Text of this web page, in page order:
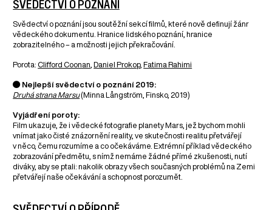
SVĚDECTVÍ O POZNÁNÍ
Svědectví o poznání jsou soutěžní sekcí filmů, které nově definují žánr
vědeckého dokumentu. Hranice lidského poznání, hranice
zobrazitelného – a možnosti jejich překračování.
Porota:Clifford Coonan Daniel Prokop, Fatima Rahimi
● Nejlepší svědectví o poznání 2019:
Druhá strana Marsu(Minna Långström, Finsko, 2019)
Vyjádření poroty:
Film ukazuje, že i vědecké fotografie planety Mars, jež bychom mohli
vnímat jako čisté znázornění reality, ve skutečnosti realitu přetvářejí
v něco, čemu rozumíme a co očekáváme. Extrémní příklad vědeckého
zobrazování předmětu, s nímž nemáme žádné přímé zkušenosti, nutí
diváky, aby se ptali: nakolik obrazy všech současných problémů na Zemi
přetvářejí naše očekávání a schopnost porozumět.